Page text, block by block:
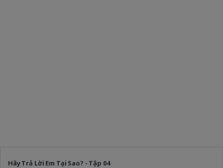
Hãy Trả Lời Em Tại Sao? - Tập 04